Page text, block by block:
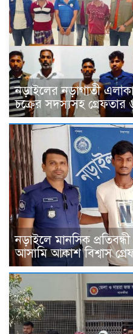
নড়াইলের নড়াগাতী
চক্রের সদস্যসহ গ্রেফতার ৬
নড়াইলে মানসিক
আসামি আকাশ বিশ্বাস